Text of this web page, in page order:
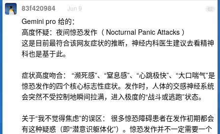
62
83f420984 Jun 9
Gemini pro 给的：
高度怀疑：夜间惊恐发作（ Nocturnal Panic Attacks ）
这是目前最符合该网友症状的推断，神经内科医生建议去看精神
科也是基于此。
症状高度吻合： “濒死感”、“窒息感”、“心跳极快”、“大口喘气”是
惊恐发作的四个核心标志性症状。发作时，人体的交感神经系统
会突然不受控制地瞬间拉满，进入极度的“战斗或逃跑”状态。
关于“我不觉得焦虑”的误区： 很多惊恐障碍患者在发作初期都会
有这种疑惑（即“潜意识躯体化”）。惊恐发作并不一定需要一个